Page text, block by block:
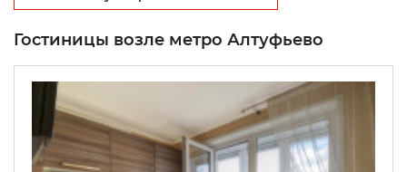
Гостиницы возле метро Алтуфьево